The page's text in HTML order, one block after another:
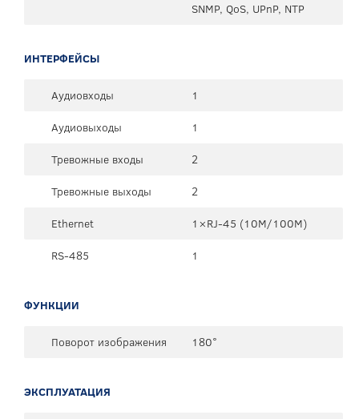
SNMP, QoS, UPnP, NTP
ИНТЕРФЕЙСЫ
Аудиовходы
1
Аудиовыходы
1
Тревожные входы
2
Тревожные выходы
2
Ethernet
1×RJ-45 (10М/100М)
RS-485
1
ФУНКЦИИ
Поворот изображения 180°
ЭКСПЛУАТАЦИЯ